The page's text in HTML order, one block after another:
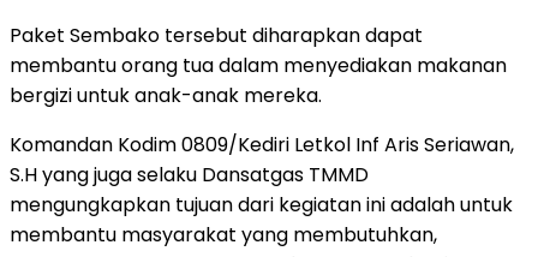
Paket Sembako tersebut diharapkan dapat
membantu orang tua dalam menyediakan makanan
bergizi untuk anak-anak mereka.
Komandan Kodim 0809/Kediri Letkol Inf Aris Seriawan,
S.H yang juga selaku Dansatgas TMMD
mengungkapkan tujuan dari kegiatan ini adalah untuk
membantu masyarakat yang membutuhkan,